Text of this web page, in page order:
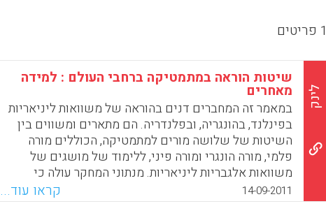
1 פריטים
לינק
שיטות הוראה במתמטיקה ברחבי העולם : למידה
מאחרים
במאמר זה המחברים דנים בהוראה של משוואות ליניאריות
בפינלנד, בהונגריה, ובפלנדריה. הם מתארים ומשווים בין
השיטות של שלושה מורים למתמטיקה, הכוללים מורה
פלמי, מורה הונגרי ומורה פיני, ללימוד של מושגים של
משוואות אלגבריות ליניאריות. מנתוני המחקר עולה כי
שיטות הוראת המתמטיקה בהונגריה יעילות יותר. המחברים
מסכמים שהפרקטיקות של הוראת המתמטיקה אצל המורה
14-09-2011 קראו עוד...